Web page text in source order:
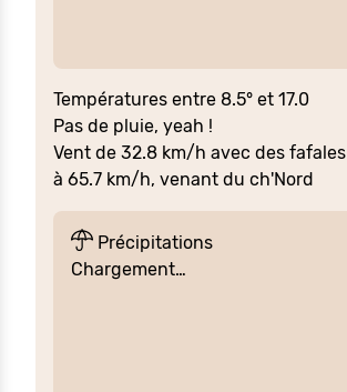
Températures entre 8.5° et 17.0
Pas de pluie, yeah !
Vent de 32.8 km/h avec des fafales
à 65.7 km/h, venant du ch'Nord
Précipitations
Chargement…